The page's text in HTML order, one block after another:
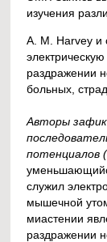
изучения
А. М. Harvey и
раздражении
больных,
Авторы
потенциалов
служил
мышечной
миастении
раздражении